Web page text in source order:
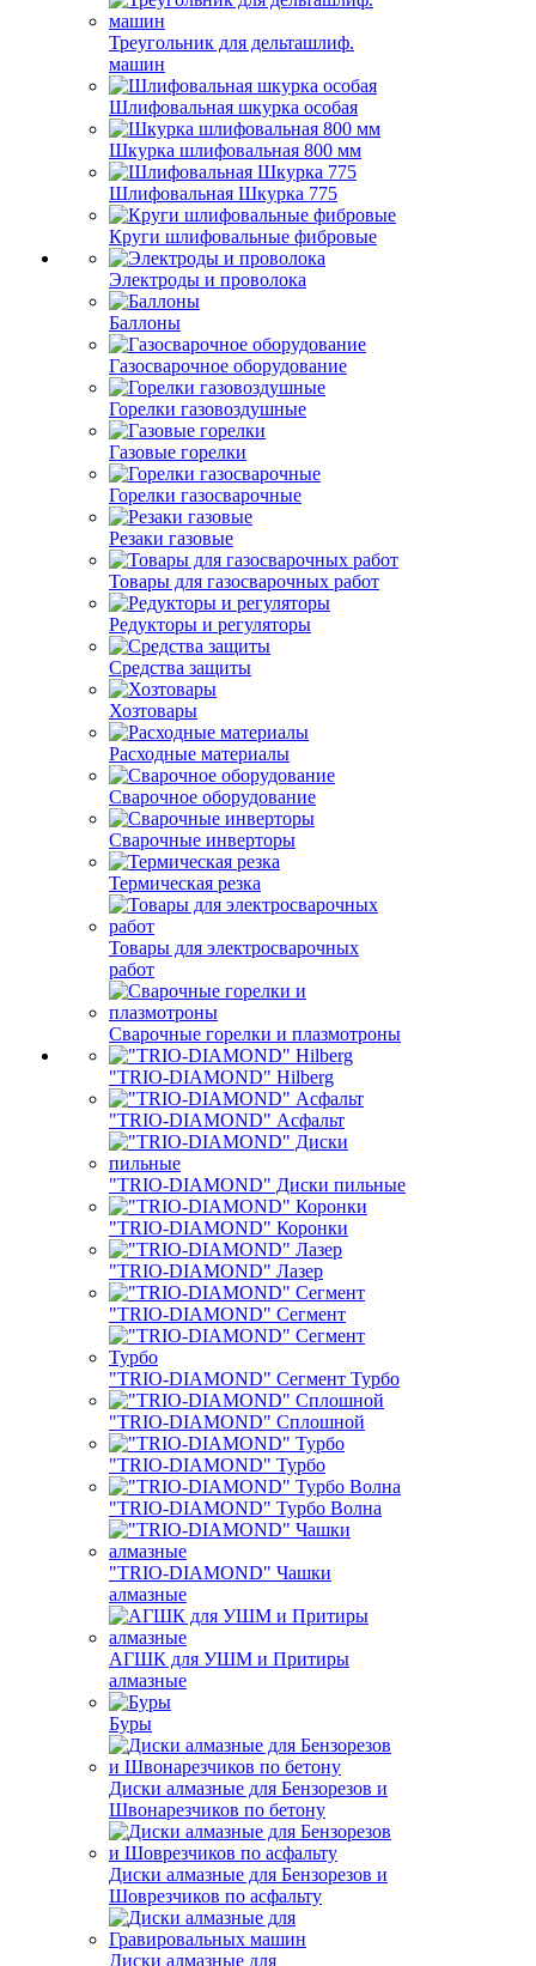
Треугольник для дельташлиф.
машин
Шлифовальная шкурка особая
Шкурка шлифовальная 800 мм
Шлифовальная Шкурка 775
Круги шлифовальные фибровые
Электроды и проволока
Баллоны
Газосварочное оборудование
Горелки газовоздушные
Газовые горелки
Горелки газосварочные
Резаки газовые
Товары для газосварочных работ
Редукторы и регуляторы
Средства защиты
Хозтовары
Расходные материалы
Сварочное оборудование
Сварочные инверторы
Термическая резка
Товары для электросварочных
работ
Сварочные горелки и плазмотроны
"TRIO-DIAMOND" Hilberg
"TRIO-DIAMOND" Асфальт
"TRIO-DIAMOND" Диски пильные
"TRIO-DIAMOND" Коронки
"TRIO-DIAMOND" Лазер
"TRIO-DIAMOND" Сегмент
"TRIO-DIAMOND" Сегмент Турбо
"TRIO-DIAMOND" Сплошной
"TRIO-DIAMOND" Турбо
"TRIO-DIAMOND" Турбо Волна
"TRIO-DIAMOND" Чашки
алмазные
АГШК для УШМ и Притиры
алмазные
Буры
Диски алмазные для Бензорезов и
Швонарезчиков по бетону
Диски алмазные для Бензорезов и
Шоврезчиков по асфальту
Диски алмазные для